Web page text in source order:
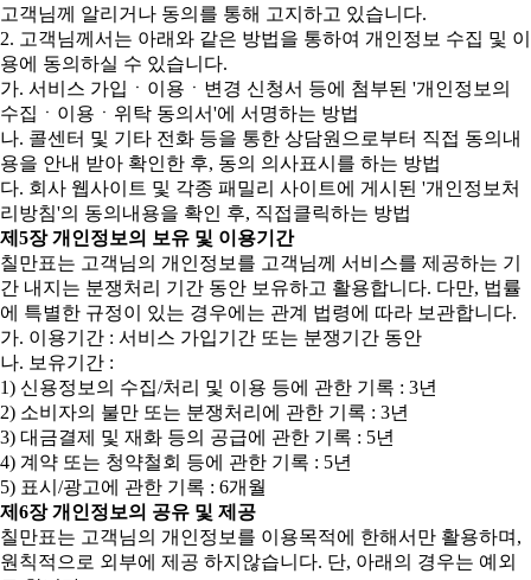
고객님께 알리거나 동의를 통해 고지하고 있습니다.
2. 고객님께서는 아래와 같은 방법을 통하여 개인정보 수집 및 이
용에 동의하실 수 있습니다.
가. 서비스 가입ㆍ이용ㆍ변경 신청서 등에 첨부된 '개인정보의
수집ㆍ이용ㆍ위탁 동의서'에 서명하는 방법
나. 콜센터 및 기타 전화 등을 통한 상담원으로부터 직접 동의내
용을 안내 받아 확인한 후, 동의 의사표시를 하는 방법
다. 회사 웹사이트 및 각종 패밀리 사이트에 게시된 '개인정보처
리방침'의 동의내용을 확인 후, 직접클릭하는 방법
제5장 개인정보의 보유 및 이용기간
칠만표는 고객님의 개인정보를 고객님께 서비스를 제공하는 기
간 내지는 분쟁처리 기간 동안 보유하고 활용합니다. 다만, 법률
에 특별한 규정이 있는 경우에는 관계 법령에 따라 보관합니다.
가. 이용기간 : 서비스 가입기간 또는 분쟁기간 동안
나. 보유기간 :
1) 신용정보의 수집/처리 및 이용 등에 관한 기록 : 3년
2) 소비자의 불만 또는 분쟁처리에 관한 기록 : 3년
3) 대금결제 및 재화 등의 공급에 관한 기록 : 5년
4) 계약 또는 청약철회 등에 관한 기록 : 5년
5) 표시/광고에 관한 기록 : 6개월
제6장 개인정보의 공유 및 제공
칠만표는 고객님의 개인정보를 이용목적에 한해서만 활용하며,
원칙적으로 외부에 제공 하지않습니다. 단, 아래의 경우는 예외